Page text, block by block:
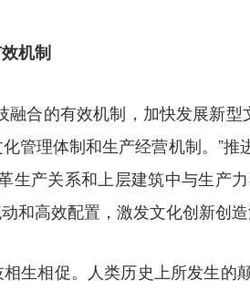
机制
融合的有效机制，加快发展新
管理体制和生产经营机制。”
生产关系和上层建筑中与生
和高效配置，激发文化创新创
生相促。人类历史上所发生